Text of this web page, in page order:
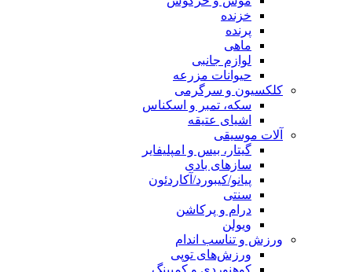
خزنده
پرنده
ماهی
لوازم جانبی
حیوانات مزرعه
کلکسیون و سرگرمی
سکه، تمبر و اسکناس
اشیای عتیقه
آلات موسیقی
گیتار، بیس و امپلیفایر
سازهای بادی
پیانو/کیبورد/آکاردئون
سنتی
درام و پرکاشن
ویولن
ورزش و تناسب اندام
ورزش‌های توپی